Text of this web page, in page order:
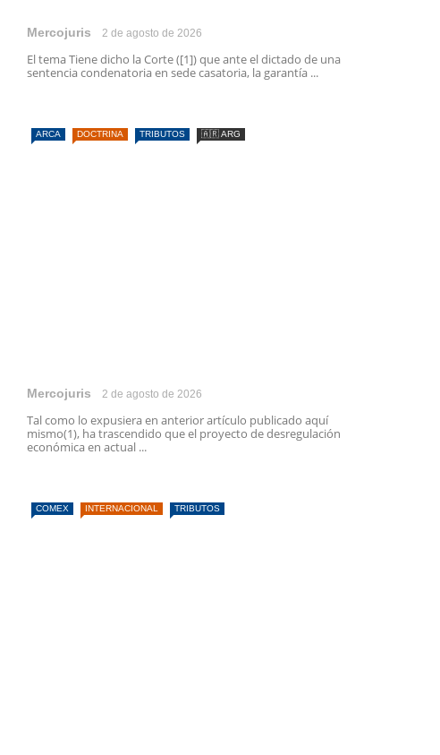
Mercojuris 2 de agosto de 2026
El tema Tiene dicho la Corte ([1]) que ante el dictado de una
sentencia condenatoria en sede casatoria, la garantía ...
ARCA DOCTRINA TRIBUTOS 🇦🇷 ARG
Mercojuris 2 de agosto de 2026
Tal como lo expusiera en anterior artículo publicado aquí
mismo(1), ha trascendido que el proyecto de desregulación
económica en actual ...
COMEX INTERNACIONAL TRIBUTOS